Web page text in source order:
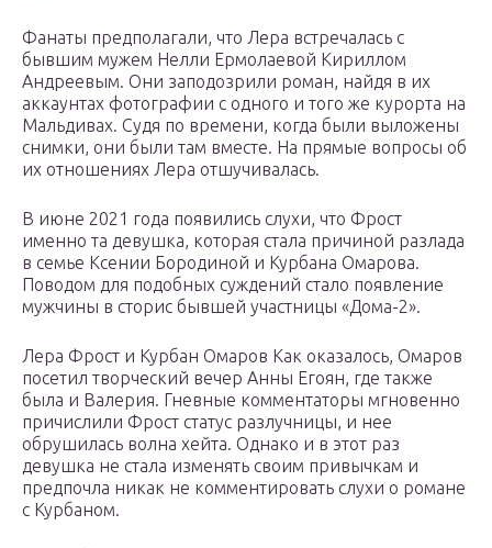
Фанаты предполагали, что Лера встречалась с
бывшим мужем Нелли Ермолаевой Кириллом
Андреевым. Они заподозрили роман, найдя в их
аккаунтах фотографии с одного и того же курорта на
Мальдивах. Судя по времени, когда были выложены
снимки, они были там вместе. На прямые вопросы об
их отношениях Лера отшучивалась.
В июне 2021 года появились слухи, что Фрост
именно та девушка, которая стала причиной разлада
в семье Ксении Бородиной и Курбана Омарова.
Поводом для подобных суждений стало появление
мужчины в сторис бывшей участницы «Дома-2».
Лера Фрост и Курбан Омаров Как оказалось, Омаров
посетил творческий вечер Анны Егоян, где также
была и Валерия. Гневные комментаторы мгновенно
причислили Фрост статус разлучницы, и нее
обрушилась волна хейта. Однако и в этот раз
девушка не стала изменять своим привычкам и
предпочла никак не комментировать слухи о романе
с Курбаном.